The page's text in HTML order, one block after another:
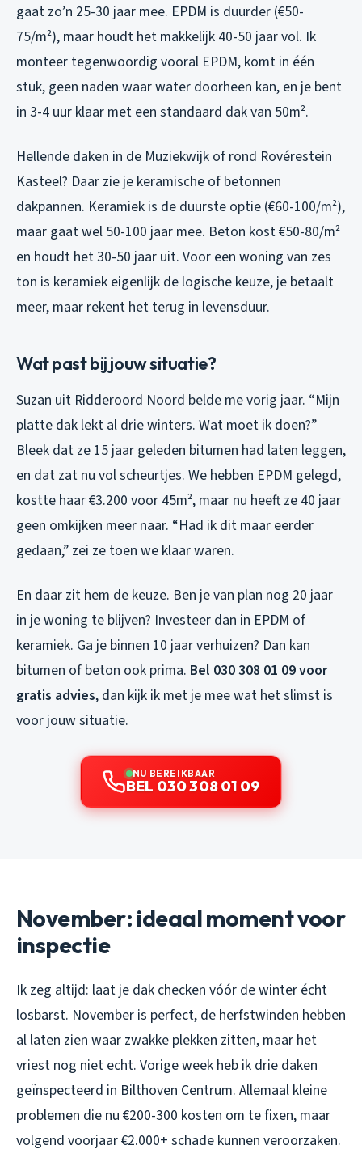
gaat zo’n 25-30 jaar mee. EPDM is duurder (€50-
75/m²), maar houdt het makkelijk 40-50 jaar vol. Ik
monteer tegenwoordig vooral EPDM, komt in één
stuk, geen naden waar water doorheen kan, en je bent
in 3-4 uur klaar met een standaard dak van 50m².
Hellende daken in de Muziekwijk of rond Rovérestein
Kasteel? Daar zie je keramische of betonnen
dakpannen. Keramiek is de duurste optie (€60-100/m²),
maar gaat wel 50-100 jaar mee. Beton kost €50-80/m²
en houdt het 30-50 jaar uit. Voor een woning van zes
ton is keramiek eigenlijk de logische keuze, je betaalt
meer, maar rekent het terug in levensduur.
Wat past bij jouw situatie?
Suzan uit Ridderoord Noord belde me vorig jaar. “Mijn
platte dak lekt al drie winters. Wat moet ik doen?”
Bleek dat ze 15 jaar geleden bitumen had laten leggen,
en dat zat nu vol scheurtjes. We hebben EPDM gelegd,
kostte haar €3.200 voor 45m², maar nu heeft ze 40 jaar
geen omkijken meer naar. “Had ik dit maar eerder
gedaan,” zei ze toen we klaar waren.
En daar zit hem de keuze. Ben je van plan nog 20 jaar
in je woning te blijven? Investeer dan in EPDM of
keramiek. Ga je binnen 10 jaar verhuizen? Dan kan
bitumen of beton ook prima. Bel 030 308 01 09 voor
gratis advies, dan kijk ik met je mee wat het slimst is
voor jouw situatie.
NU BEREIKBAAR
BEL 030 308 01 09
November: ideaal moment voor
inspectie
Ik zeg altijd: laat je dak checken vóór de winter écht
losbarst. November is perfect, de herfstwinden hebben
al laten zien waar zwakke plekken zitten, maar het
vriest nog niet echt. Vorige week heb ik drie daken
geïnspecteerd in Bilthoven Centrum. Allemaal kleine
problemen die nu €200-300 kosten om te fixen, maar
volgend voorjaar €2.000+ schade kunnen veroorzaken.